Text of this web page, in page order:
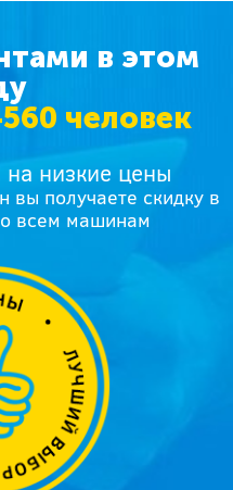
в этом
человек
на низкие цены
вы получаете скидку в
всем машинам